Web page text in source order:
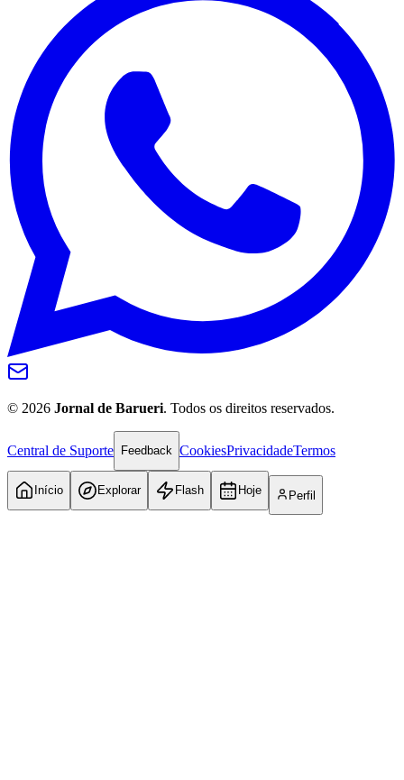
Botafogo
© 2026 Jornal de Barueri. Todos os direitos reservados.
Central de Suporte Feedback CookiesPrivacidadeTermos
Início Explorar Flash Hoje Perfil